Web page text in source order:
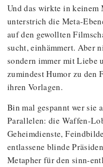
Und das wirkte in keinem
unterstrich die Meta-
auf den gewollten
sucht, einhämmert. Aber
sondern immer mit Liebe
zumindest Humor zu den
ihren Vorlagen.
Bin mal gespannt wer sie
Parallelen: die Waffen-
Geheimdienste,
entlassene blinde
Metapher für den sinn-